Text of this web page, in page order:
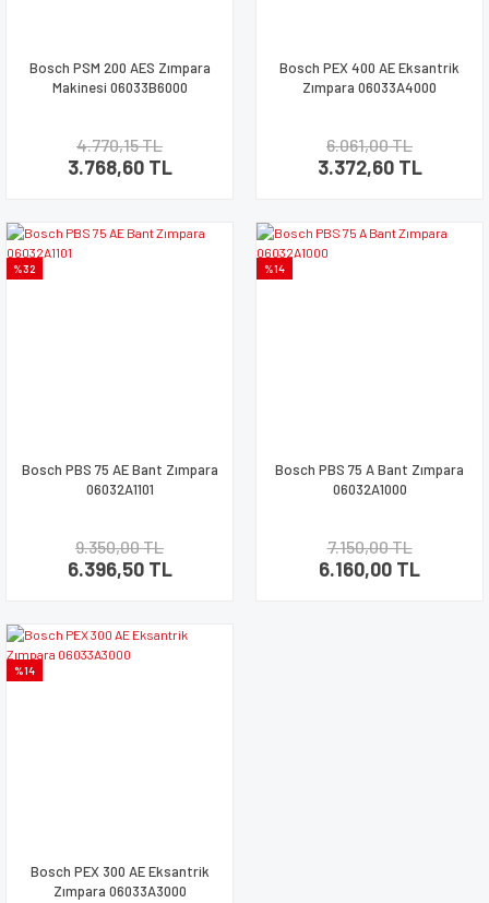
Bosch PSM 200 AES Zımpara
Makinesi 06033B6000
4.770,15 TL
3.768,60 TL
Bosch PEX 400 AE Eksantrik
Zımpara 06033A4000
6.061,00 TL
3.372,60 TL
%32
Bosch PBS 75 AE Bant Zımpara
06032A1101
9.350,00 TL
6.396,50 TL
%14
Bosch PBS 75 A Bant Zımpara
06032A1000
7.150,00 TL
6.160,00 TL
%14
Bosch PEX 300 AE Eksantrik
Zımpara 06033A3000